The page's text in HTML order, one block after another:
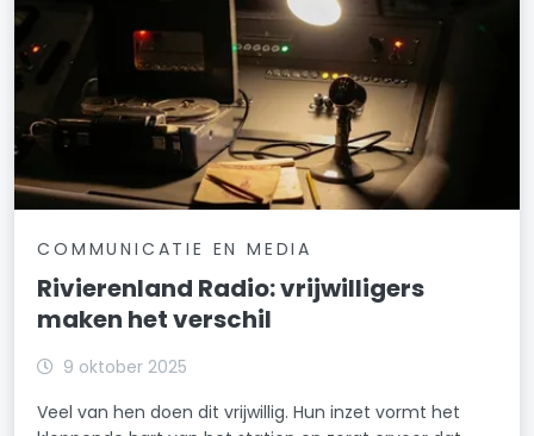
COMMUNICATIE EN MEDIA
Rivierenland Radio: vrijwilligers
maken het verschil
9 oktober 2025
Veel van hen doen dit vrijwillig. Hun inzet vormt het